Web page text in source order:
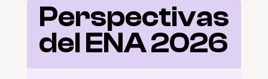
Perspectivas
del ENA 2026